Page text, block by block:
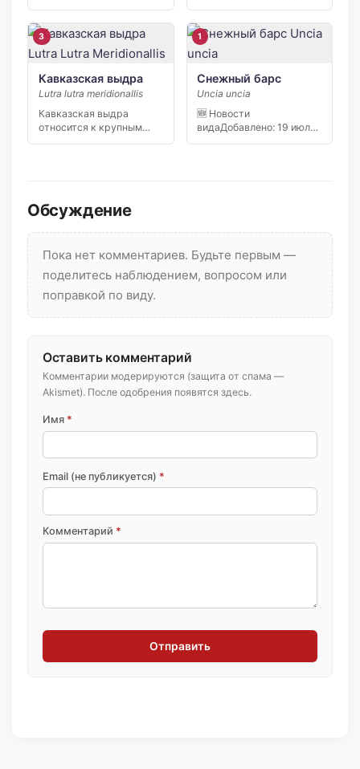
3
Кавказская выдра
Lutra lutra meridionallis
Кавказская выдра
относится к крупным
1
Снежный барс
Uncia uncia
🆕 Новости
видаДобавлено: 19 июля
Обсуждение
Пока нет комментариев. Будьте первым —
поделитесь наблюдением, вопросом или
поправкой по виду.
Оставить комментарий
Комментарии модерируются (защита от спама —
Akismet). После одобрения появятся здесь.
Имя *
Email (не публикуется) *
Комментарий *
Отправить